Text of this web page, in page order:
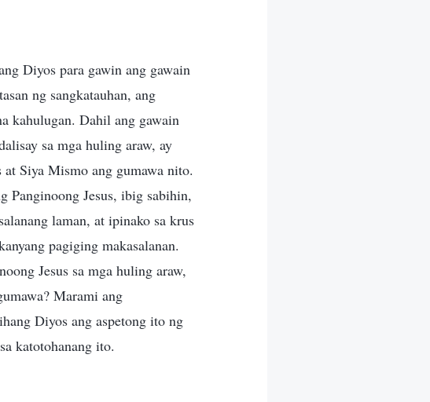
Diyos para gawin ang gawain
ng sangkatauhan, ang
kahulugan. Dahil ang gawain
sa mga huling araw, ay
Siya Mismo ang gumawa nito.
Panginoong Jesus, ibig sabihin,
laman, at ipinako sa krus
pagiging makasalanan.
Jesus sa mga huling araw,
Marami ang
Diyos ang aspetong ito ng
katotohanang ito.